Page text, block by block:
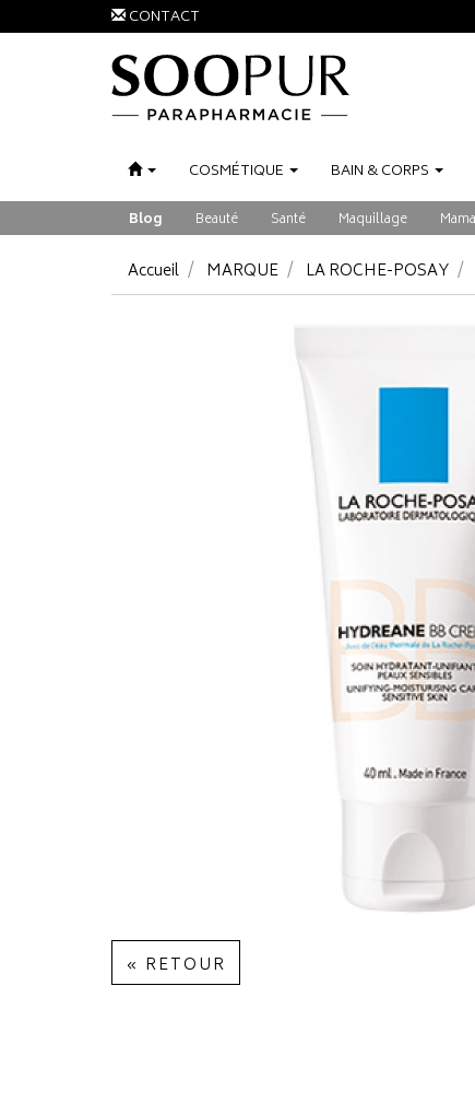
CONTACT
COSMÉTIQUE BAIN &CORPS
Blog Beauté Santé Maquillage
Accueil MARQUE LA ROCHE-POSAY
« RETOUR